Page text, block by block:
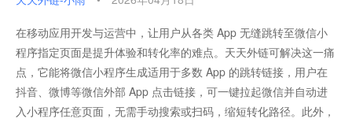
在移动应用开发与运营中，让用户从各类 App 无缝跳转至微信小
程序指定页面是提升体验和转化率的难点。天天外链可解决这一痛
点，它能将微信小程序生成适用于多数 App 的跳转链接，用户在
抖音、微博等微信外部 App 点击链接，可一键拉起微信并自动进
入小程序任意页面，无需手动搜索或扫码，缩短转化路径。此外，